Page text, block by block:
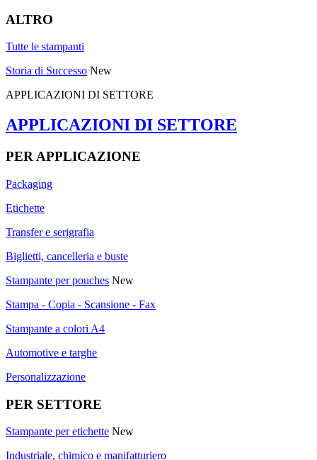
ALTRO
Tutte le stampanti
Storia di Successo New
APPLICAZIONI DI SETTORE
APPLICAZIONI DI SETTORE
PER APPLICAZIONE
Packaging
Etichette
Transfer e serigrafia
Biglietti, cancelleria e buste
Stampante per pouches New
Stampa - Copia - Scansione - Fax
Stampante a colori A4
Automotive e targhe
Personalizzazione
PER SETTORE
Stampante per etichette New
Industriale, chimico e manifatturiero